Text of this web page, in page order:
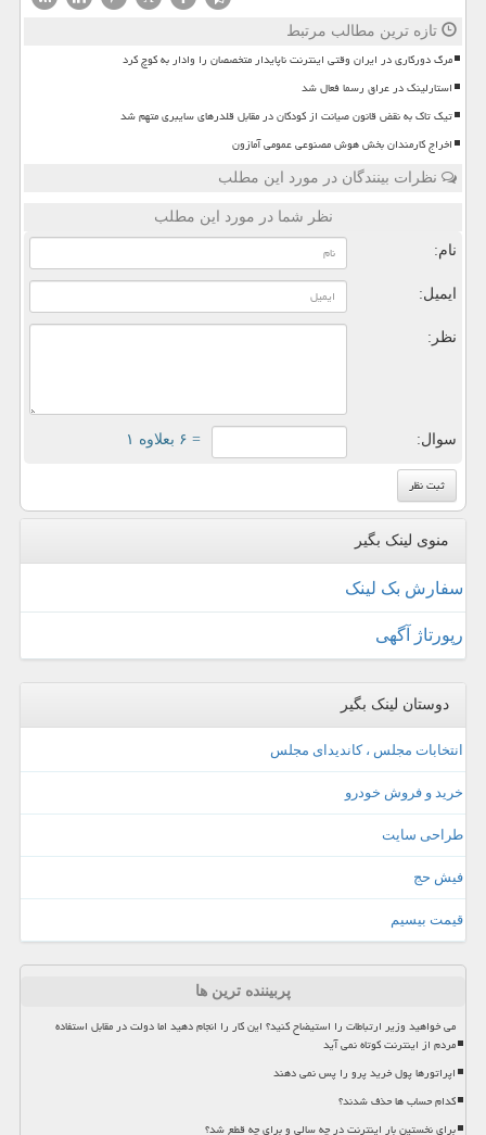
تازه ترین مطالب مرتبط
مرگ دورکاری در ایران وقتی اینترنت ناپایدار متخصصان را وادار به کوچ کرد
استارلینک در عراق رسما فعال شد
تیک تاک به نقض قانون صیانت از کودکان در مقابل قلدرهای سایبری متهم شد
اخراج کارمندان بخش هوش مصنوعی عمومی آمازون
نظرات بینندگان در مورد این مطلب
نظر شما در مورد این مطلب
نام:
ایمیل:
نظر:
سوال: = ۶ بعلاوه ۱
منوی لینک بگیر
سفارش بک لینک
رپورتاژ آگهی
دوستان لینک بگیر
انتخابات مجلس ، کاندیدای مجلس
خرید و فروش خودرو
طراحی سایت
فیش حج
قیمت بیسیم
پربیننده ترین ها
می خواهید وزیر ارتباطات را استیضاح کنید؟ این کار را انجام دهید اما دولت در مقابل استفاده
مردم از اینترنت کوتاه نمی آید
اپراتورها پول خرید پرو را پس نمی دهند
کدام حساب ها حذف شدند؟
برای نخستین بار اینترنت در چه سالی و برای چه قطع شد؟